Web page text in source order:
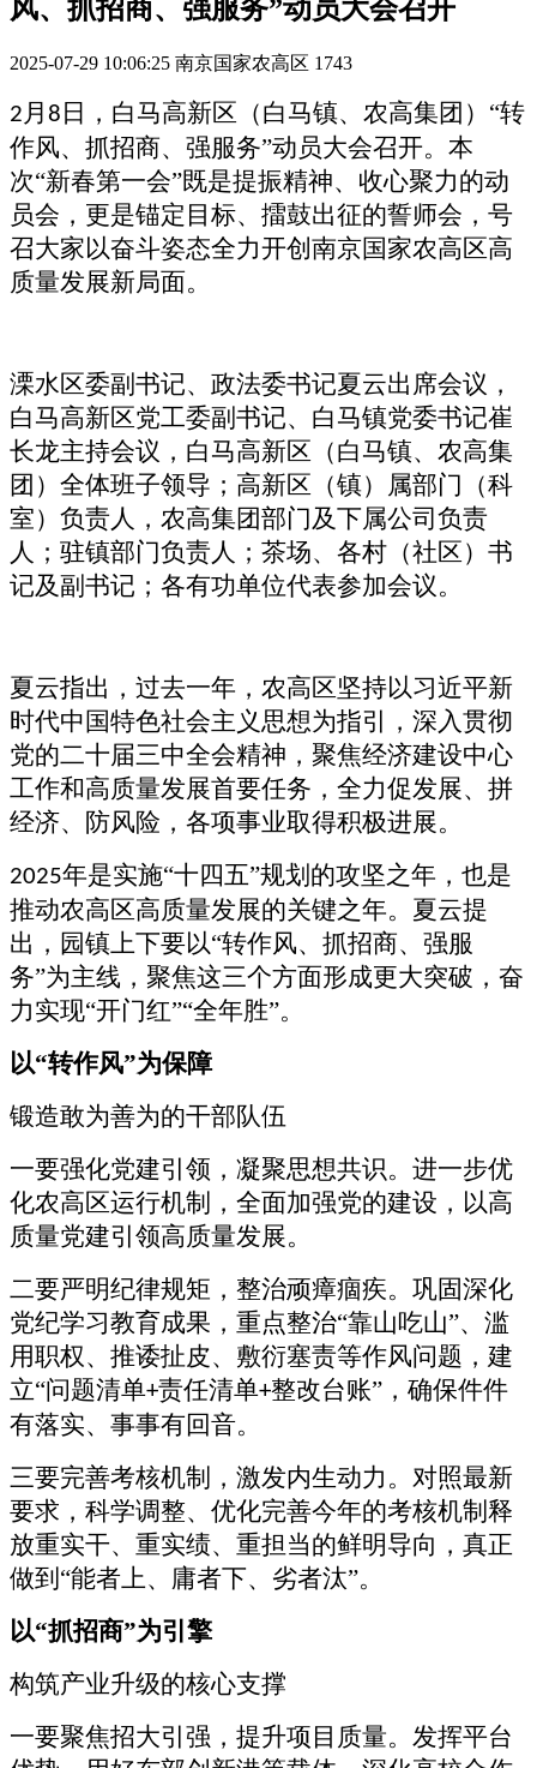
风、抓招商、强服务”动员大会召开
2025-07-29 10:06:25 南京国家农高区 1743
2月 8 日，白马高新区（白马镇、农高集团）“转
作风、抓招商、强服务”动员大会召开。本
次“新春第一会”既是提振精神、收心聚力的动
员会，更是锚定目标、擂鼓出征的誓师会，号
召大家以奋斗姿态全力开创南京国家农高区高
质量发展新局面。
溧水区委副书记、政法委书记夏云出席会议，
白马高新区党工委副书记、白马镇党委书记崔
长龙主持会议，白马高新区（白马镇、农高集
团）全体班子领导；高新区（镇）属部门（科
室）负责人，农高集团部门及下属公司负责
人；驻镇部门负责人；茶场、各村（社区）书
记及副书记；各有功单位代表参加会议。
夏云指出，过去一年，农高区坚持以习近平新
时代中国特色社会主义思想为指引，深入贯彻
党的二十届三中全会精神，聚焦经济建设中心
工作和高质量发展首要任务，全力促发展、拼
经济、防风险，各项事业取得积极进展。
2025年是实施“十四五”规划的攻坚之年，也是
推动农高区高质量发展的关键之年。夏云提
出，园镇上下要以“转作风、抓招商、强服
务”为主线，聚焦这三个方面形成更大突破，奋
力实现“开门红”“全年胜”。
以“转作风”为保障
锻造敢为善为的干部队伍
一要强化党建引领，凝聚思想共识。进一步优
化农高区运行机制，全面加强党的建设，以高
质量党建引领高质量发展。
二要严明纪律规矩，整治顽瘴痼疾。巩固深化
党纪学习教育成果，重点整治“靠山吃山”、滥
用职权、推诿扯皮、敷衍塞责等作风问题，建
立“问题清单+责任清单+整改台账”，确保件件
有落实、事事有回音。
三要完善考核机制，激发内生动力。对照最新
要求，科学调整、优化完善今年的考核机制释
放重实干、重实绩、重担当的鲜明导向，真正
做到 “能者上、庸者下、劣者汰”。
以“抓招商”为引擎
构筑产业升级的核心支撑
一要聚焦招大引强，提升项目质量。发挥平台